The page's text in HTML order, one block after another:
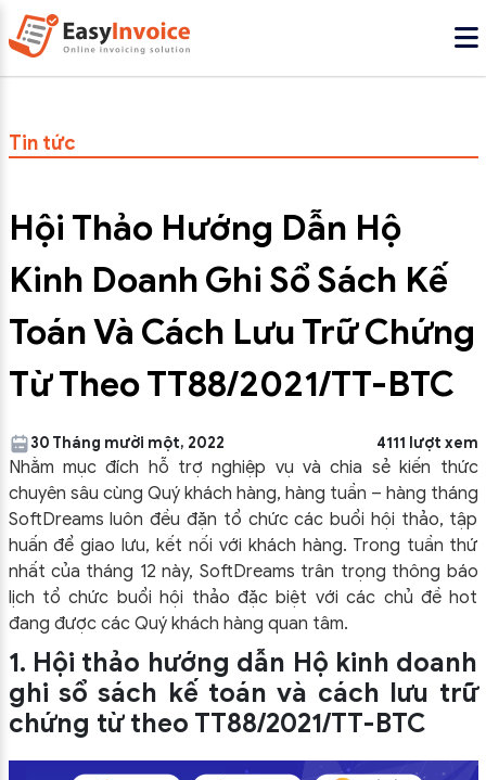
Tin tức
Hội Thảo Hướng Dẫn Hộ
Kinh Doanh Ghi Sổ Sách Kế
Toán Và Cách Lưu Trữ Chứng
Từ Theo TT88/2021/TT-BTC
30 Tháng mười một, 2022 4111 lượt xem
Nhằm mục đích hỗ trợ nghiệp vụ và chia sẻ kiến thức
chuyên sâu cùng Quý khách hàng, hàng tuần – hàng tháng
SoftDreams luôn đều đặn tổ chức các buổi hội thảo, tập
huấn để giao lưu, kết nối với khách hàng. Trong tuần thứ
nhất của tháng 12 này, SoftDreams trân trọng thông báo
lịch tổ chức buổi hội thảo đặc biệt với các chủ đề hot
đang được các Quý khách hàng quan tâm.
1. Hội thảo hướng dẫn Hộ kinh doanh
ghi sổ sách kế toán và cách lưu trữ
chứng từ theo TT88/2021/TT-BTC